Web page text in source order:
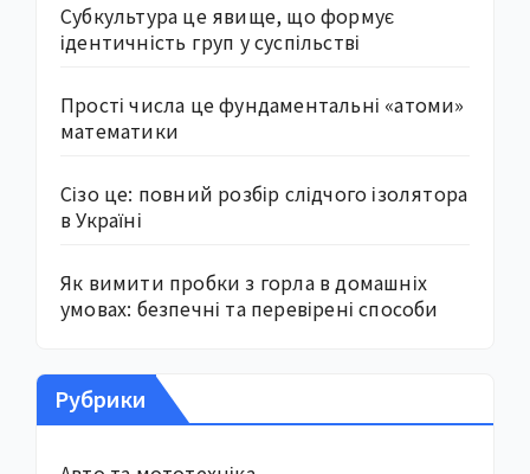
Субкультура це явище, що формує
ідентичність груп у суспільстві
Прості числа це фундаментальні «атоми»
математики
Сізо це: повний розбір слідчого ізолятора
в Україні
Як вимити пробки з горла в домашніх
умовах: безпечні та перевірені способи
Рубрики